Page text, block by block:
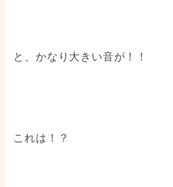
と、かなり大きい音が！！
これは！？